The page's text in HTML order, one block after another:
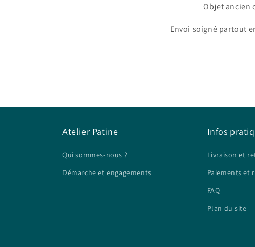
Objet ancien
Envoi soigné partout
Atelier Patine
Qui sommes-nous ?
Démarche et engagements
Infos
Livraison et
Paiements et
FAQ
Plan du site